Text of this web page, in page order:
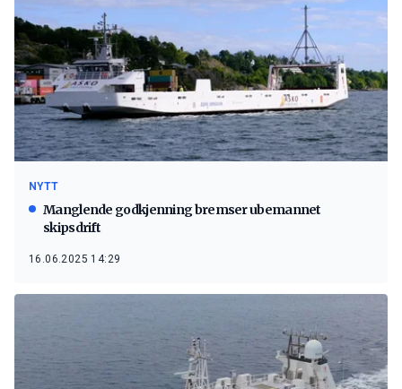
NYTT
Manglende godkjenning bremser ubemannet
skipsdrift
16.06.2025 14:29